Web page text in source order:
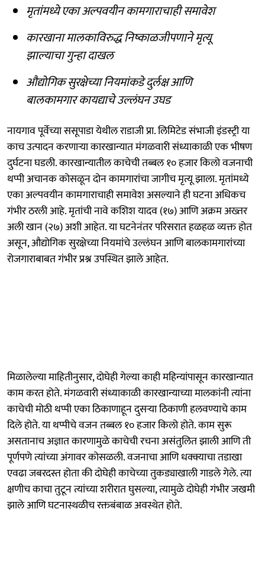
मृतांमध्ये एका अल्पवयीन कामगाराचाही समावेश
कारखाना मालकाविरुद्ध निष्काळजीपणाने मृत्यू
झाल्याचा गुन्हा दाखल
औद्योगिक सुरक्षेच्या नियमांकडे दुर्लक्ष आणि
बालकामगार कायद्याचे उल्लंघन उघड
नायगाव पूर्वेच्या ससूपाडा येथील राडाजी प्रा. लिमिटेड संभाजी इंडस्ट्री या
काच उत्पादन करणाऱ्या कारखान्यात मंगळवारी संध्याकाळी एक भीषण
दुर्घटना घडली. कारखान्यातील काचेची तब्बल १० हजार किलो वजनाची
थप्पी अचानक कोसळून दोन कामगारांचा जागीच मृत्यू झाला. मृतांमध्ये
एका अल्पवयीन कामगाराचाही समावेश असल्याने ही घटना अधिकच
गंभीर ठरली आहे. मृतांची नावे कशिश यादव (१७) आणि अक्रम अख्तर
अली खान (२७) अशी आहेत. या घटनेनंतर परिसरात हळहळ व्यक्त होत
असून, औद्योगिक सुरक्षेच्या नियमांचे उल्लंघन आणि बालकामगारांच्या
रोजगाराबाबत गंभीर प्रश्न उपस्थित झाले आहेत.
मिळालेल्या माहितीनुसार, दोघेही गेल्या काही महिन्यांपासून कारखान्यात
काम करत होते. मंगळवारी संध्याकाळी कारखान्याच्या मालकांनी त्यांना
काचेची मोठी थप्पी एका ठिकाणाहून दुसऱ्या ठिकाणी हलवण्याचे काम
दिले होते. या थप्पीचे वजन तब्बल १० हजार किलो होते. काम सुरू
असतानाच अज्ञात कारणामुळे काचेची रचना असंतुलित झाली आणि ती
पूर्णपणे त्यांच्या अंगावर कोसळली. वजनाचा आणि धक्क्याचा तडाखा
एवढा जबरदस्त होता की दोघेही काचेच्या तुकड्याखाली गाडले गेले. त्या
क्षणीच काचा तुटून त्यांच्या शरीरात घुसल्या, त्यामुळे दोघेही गंभीर जखमी
झाले आणि घटनास्थळीच रक्तबंबाळ अवस्थेत होते.